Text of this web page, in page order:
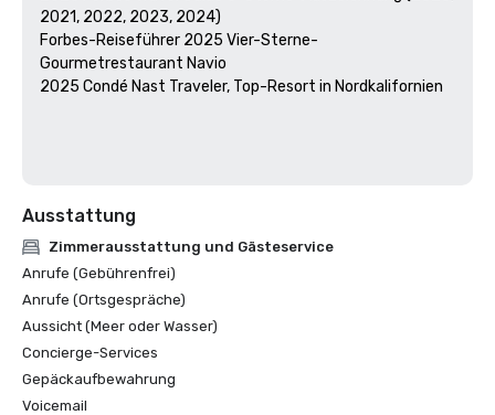
2021, 2022, 2023, 2024)
Forbes-Reiseführer 2025 Vier-Sterne-
Gourmetrestaurant Navio
2025 Condé Nast Traveler, Top-Resort in Nordkalifornien
Ausstattung
Zimmerausstattung und Gästeservice
Anrufe (Gebührenfrei)
Anrufe (Ortsgespräche)
Aussicht (Meer oder Wasser)
Concierge-Services
Gepäckaufbewahrung
Voicemail